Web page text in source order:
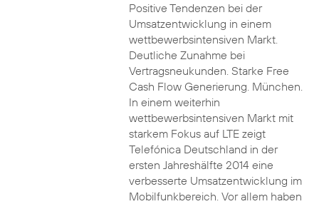
Positive Tendenzen bei der
Umsatzentwicklung in einem
wettbewerbsintensiven Markt.
Deutliche Zunahme bei
Vertragsneukunden. Starke Free
Cash Flow Generierung. München.
In einem weiterhin
wettbewerbsintensiven Markt mit
starkem Fokus auf LTE zeigt
Telefónica Deutschland in der
ersten Jahreshälfte 2014 eine
verbesserte Umsatzentwicklung im
Mobilfunkbereich. Vor allem haben